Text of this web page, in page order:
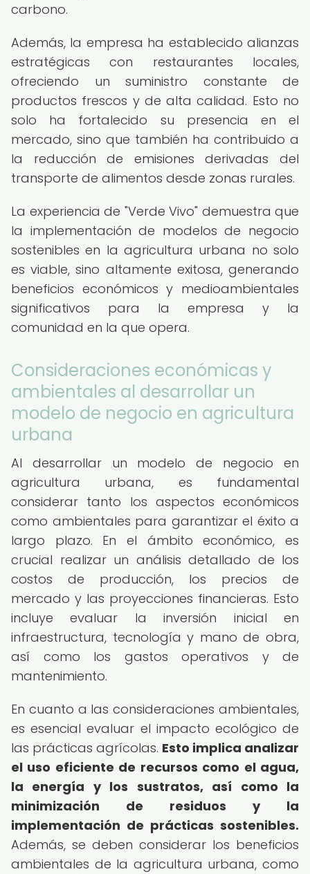
carbono.
Además, la empresa ha establecido alianzas
estratégicas con restaurantes locales,
ofreciendo un suministro constante de
productos frescos y de alta calidad. Esto no
solo ha fortalecido su presencia en el
mercado, sino que también ha contribuido a
la reducción de emisiones derivadas del
transporte de alimentos desde zonas rurales.
La experiencia de "Verde Vivo" demuestra que
la implementación de modelos de negocio
sostenibles en la agricultura urbana no solo
es viable, sino altamente exitosa, generando
beneficios económicos y medioambientales
significativos para la empresa y la
comunidad en la que opera.
Consideraciones económicas y
ambientales al desarrollar un
modelo de negocio en agricultura
urbana
Al desarrollar un modelo de negocio en
agricultura urbana, es fundamental
considerar tanto los aspectos económicos
como ambientales para garantizar el éxito a
largo plazo. En el ámbito económico, es
crucial realizar un análisis detallado de los
costos de producción, los precios de
mercado y las proyecciones financieras. Esto
incluye evaluar la inversión inicial en
infraestructura, tecnología y mano de obra,
así como los gastos operativos y de
mantenimiento.
En cuanto a las consideraciones ambientales,
es esencial evaluar el impacto ecológico de
las prácticas agrícolas. Esto implica analizar
el uso eficiente de recursos como el agua,
la energía y los sustratos, así como la
minimización de residuos y la
implementación de prácticas sostenibles.
Además, se deben considerar los beneficios
ambientales de la agricultura urbana, como